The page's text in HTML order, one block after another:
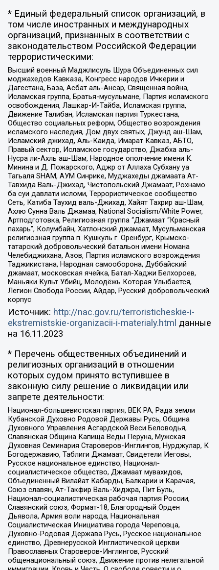
* Единый федеральный список организаций, в
том числе иностранных и международных
организаций, признанных в соответствии с
законодательством Российской Федерации
террористическими:
Высший военный Маджлисуль Шура Объединенных сил
моджахедов Кавказа, Конгресс народов Ичкерии и
Дагестана, База, Асбат аль-Ансар, Священная война,
Исламская группа, Братья-мусульмане, Партия исламского
освобождения, Лашкар-И-Тайба, Исламская группа,
Движение Талибан, Исламская партия Туркестана,
Общество социальных реформ, Общество возрождения
исламского наследия, Дом двух святых, Джунд аш-Шам,
Исламский джихад, Аль-Каида, Имарат Кавказ, АБТО,
Правый сектор, Исламское государство, Джабха аль-
Нусра ли-Ахль аш-Шам, Народное ополчение имени К.
Минина и Д. Пожарского, Аджр от Аллаха Субхану уа
Тагьаля SHAM, АУМ Синрике, Муджахеды джамаата Ат-
Тавхида Валь-Джихад, Чистопольский Джамаат, Рохнамо
ба суи давлати исломи, Террористическое сообщество
Сеть, Катиба Таухид валь-Джихад, Хайят Тахрир аш-Шам,
Ахлю Сунна Валь Джамаа, National Socialism/White Power,
Артподготовка, Религиозная группа “Джамаат “Красный
пахарь”, Колумбайн, Хатлонский джамаат, Мусульманская
религиозная группа п. Кушкуль г. Оренбург, Крымско-
татарский добровольческий батальон имени Номана
Челебиджихана, Азов, Партия исламского возрождения
Таджикистана, Народная самооборона, Дуббайский
джамаат, московская ячейка, Батал-Хаджи Белхороев,
Маньяки Культ Убийц, Молодёжь Которая Улыбается,
Легион Свобода России, Айдар, Русский добровольческий
корпус
Источник: http://nac.gov.ru/terroristicheskie-i-
ekstremistskie-organizacii-i-materialy.html данные
на 16.11.2023
* Перечень общественных объединений и
религиозных организаций в отношении
которых судом принято вступившее в
законную силу решение о ликвидации или
запрете деятельности:
Национал-большевистская партия, ВЕК РА, Рада земли
Кубанской Духовно Родовой Державы Русь, Община
Духовного Управления Асгардской Веси Беловодья,
Славянская Община Капища Веды Перуна, Мужская
Духовная Семинария Староверов-Инглингов, Нурджулар, К
Богодержавию, Таблиги Джамаат, Свидетели Иеговы,
Русское национальное единство, Национал-
социалистическое общество, Джамаат мувахидов,
Объединенный Вилайат Кабарды, Балкарии и Карачая,
Союз славян, Ат-Такфир Валь-Хиджра, Пит Буль,
Национал-социалистическая рабочая партия России,
Славянский союз, Формат-18, Благородный Орден
Дьявола, Армия воли народа, Национальная
Социалистическая Инициатива города Череповца,
Духовно-Родовая Держава Русь, Русское национальное
единство, Древнерусской Инглистической церкви
Православных Староверов-Инглингов, Русский
общенациональный союз, Движение против нелегальной